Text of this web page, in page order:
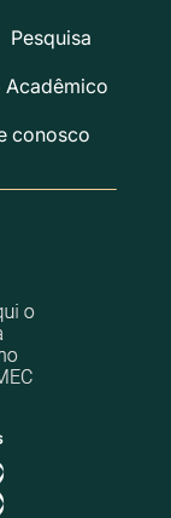
Pesquisa
Acadêmico
conosco